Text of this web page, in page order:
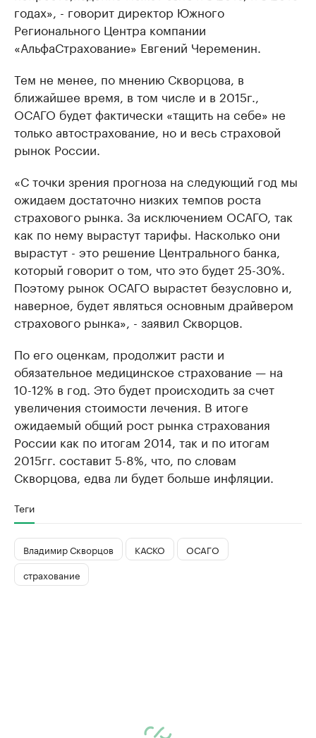
годах», - говорит директор Южного
Регионального Центра компании
«АльфаСтрахование» Евгений Череменин.
Тем не менее, по мнению Скворцова, в
ближайшее время, в том числе и в 2015г.,
ОСАГО будет фактически «тащить на себе» не
только автострахование, но и весь страховой
рынок России.
«С точки зрения прогноза на следующий год мы
ожидаем достаточно низких темпов роста
страхового рынка. За исключением ОСАГО, так
как по нему вырастут тарифы. Насколько они
вырастут - это решение Центрального банка,
который говорит о том, что это будет 25-30%.
Поэтому рынок ОСАГО вырастет безусловно и,
наверное, будет являться основным драйвером
страхового рынка», - заявил Скворцов.
По его оценкам, продолжит расти и
обязательное медицинское страхование — на
10-12% в год. Это будет происходить за счет
увеличения стоимости лечения. В итоге
ожидаемый общий рост рынка страхования
России как по итогам 2014, так и по итогам
2015гг. составит 5-8%, что, по словам
Скворцова, едва ли будет больше инфляции.
Теги
Владимир Скворцов КАСКО
ОСАГО
страхование